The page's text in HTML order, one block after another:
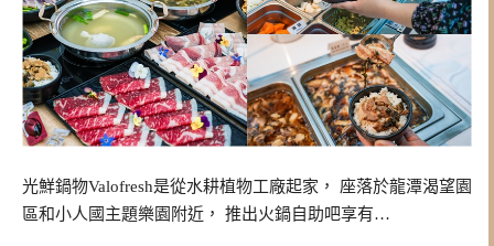
光鮮鍋物Valofresh是從水耕植物工廠起家， 座落於龍潭渴望園
區和小人國主題樂園附近， 推出火鍋自助吧享有…